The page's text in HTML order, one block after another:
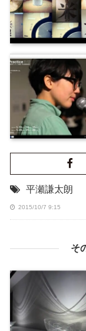
平瀬謙太朗
2015/10/7 9:15
そ